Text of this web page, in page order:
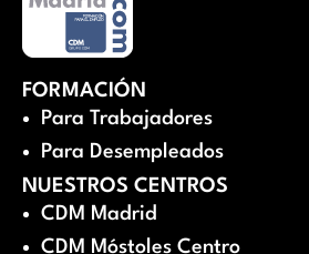
FORMACIÓN
Para Trabajadores
Para Desempleados
NUESTROS CENTROS
CDM Madrid
CDM Móstoles Centro